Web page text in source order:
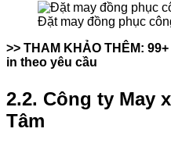
Đặt may đồng phục
>> THAM KHẢO THÊM: 99+
in theo yêu cầu
2.2. Công ty May
Tâm